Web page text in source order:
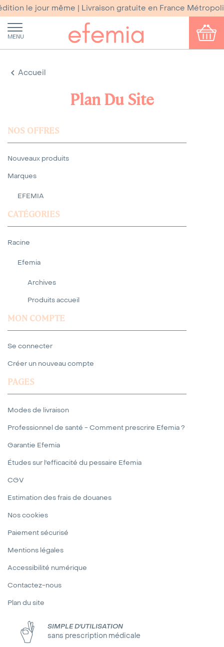
le jour même | Livraison gratuite en France
MENU
Accueil
Plan Du Site
NOS OFFRES
Nouveaux produits
Marques
EFEMIA
CATÉGORIES
Racine
Efemia
Archives
Produits accueil
MON COMPTE
Se connecter
Créer un nouveau compte
PAGES
Modes de livraison
Professionnel de santé - Comment prescrire Efemia ?
Garantie Efemia
Études sur l'efficacité du pessaire Efemia
CGV
Estimation des frais de douanes
Nos cookies
Paiement sécurisé
Mentions légales
Accessibilité numérique
Contactez-nous
Plan du site
SIMPLE D'UTILISATION
sans prescription médicale